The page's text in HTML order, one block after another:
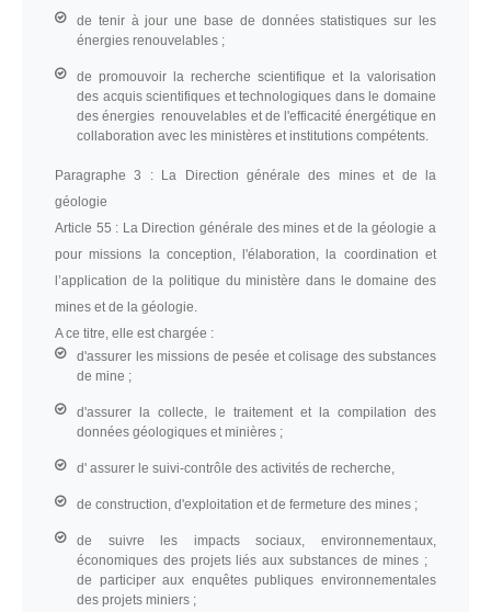
de tenir à jour une base de données statistiques sur les
énergies renouvelables ;
de promouvoir la recherche scientifique et la valorisation
des acquis scientifiques et technologiques dans le domaine
des énergies renouvelables et de l'efficacité énergétique en
collaboration avec les ministères et institutions compétents.
Paragraphe 3 :La Direction générale des mines et de la
géologie
Article 55 : La Direction générale des mines et de la géologie a
pour missions la conception, l'élaboration, la coordination et
l’application de la politique du ministère dans le domaine des
mines et de la géologie.
A ce titre, elle est chargée :
d'assurer les missions de pesée et colisage des substances
de mine ;
d'assurer la collecte, le traitement et la compilation des
données géologiques et minières ;
d' assurer le suivi-contrôle des activités de recherche,
de construction, d'exploitation et de fermeture des mines ;
de suivre les impacts sociaux, environnementaux,
économiques des projets liés aux substances de mines ;
de participer aux enquêtes publiques environnementales
des projets miniers ;